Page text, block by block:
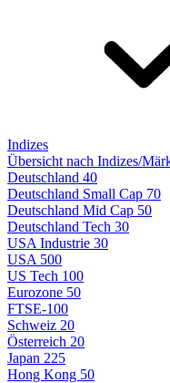
Indizes
Übersicht nach Indizes/
Deutschland 40
Deutschland Small Cap 70
Deutschland Mid Cap 50
Deutschland Tech 30
USA Industrie 30
USA 500
US Tech 100
Eurozone 50
FTSE-100
Schweiz 20
Österreich 20
Japan 225
Hong Kong 50